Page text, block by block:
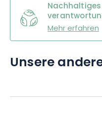
Mehr erfahren
Unsere